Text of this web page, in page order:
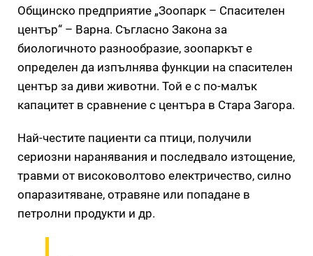
Общинско предприятие „Зоопарк – Спасителен
център“ – Варна. Съгласно Закона за
биологичното разнообразие, зоопаркът е
определен да изпълнява функции на спасителен
център за диви животни. Той е с по-малък
капацитет в сравнение с центъра в Стара Загора.
Най-честите пациенти са птици, получили
сериозни наранявания и последвало изтощение,
травми от високоволтово електричество, силно
опаразитяване, отравяне или попадане в
петролни продукти и др.